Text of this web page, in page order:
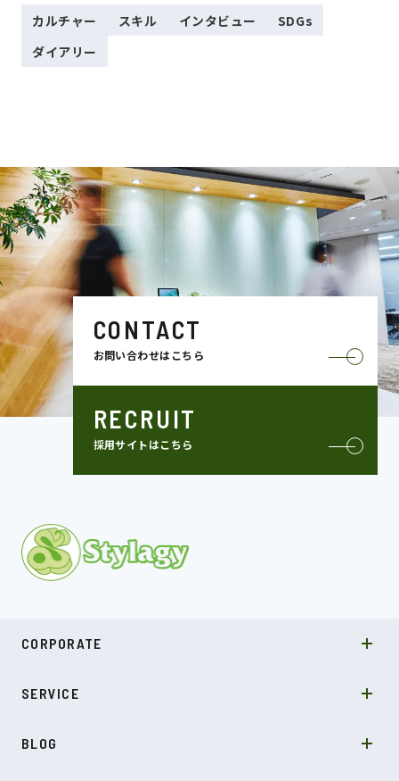
カルチャー スキル インタビュー
SDGs
ダイアリー
CONTACT
お問い合わせはこちら
RECRUIT
採用サイトはこちら
CORPORATE
COMPANY
NEWS
SERVICE
受託開発
BLOG